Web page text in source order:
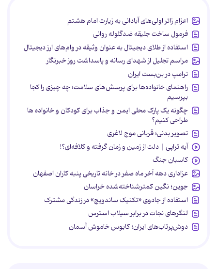
اعزام زائر اولی‌های آبادانی به زیارت امام هشتم
فرمول ساخت جلیقه ضدگلوله روانی
استفاده از طلای دیجیتال به عنوان وثیقه در وام‌های ارز دیجیتال
مراسم تجلیل از شهدای رسانه و پاسداشت روز خبرنگار
ترامپ در بن‌بست ایران
راهنمای خانواده‌ها برای پرسش‌های سلامت؛ چه چیزی را کجا
بپرسیم
چگونه یک پارک محلی ایمن و جذاب برای کودکان و خانواده ها
طراحی کنیم؟
تصویر بدنی؛ قربانی موج لاغری
آیه تراپی | دلت از زمین و زمان گرفته و کلافه‌ای؟!
کاسبان جنگ
عزاداری دهه آخر ماه صفر در خانه تاریخی پنبه کاران اصفهان
جوین؛ نگین کمترشناخته‌شده خراسان
استفاده از جادوی «تکنیک ساندویچ» در زندگی مشترک
لنگرهای نجات در برابر سیلاب استرس
دوش‌پرتاب‌های ایران؛ کابوس خاموش آسمان